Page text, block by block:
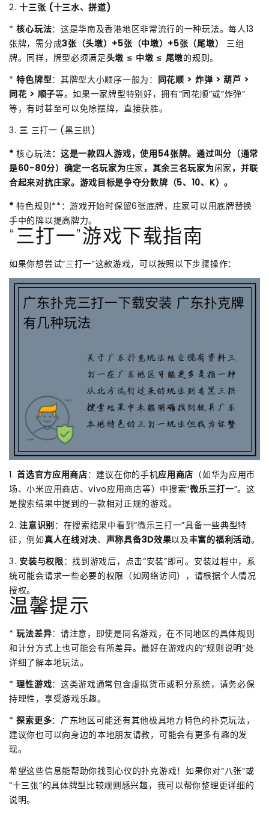
2.十三张 (十三水、拼道)
*核心玩法：这是华南及香港地区非常流行的一种玩法。每人13
张牌，需分成3张（头墩）+5张（中墩）+5张（尾墩）
三组
牌。同样，牌型必须满足头墩 ≤ 中墩 ≤ 尾墩的规则。
*特色牌型：其牌型大小顺序一般为： 同花顺 > 炸弹 > 葫芦 >
同花 > 顺子等。如果一家牌型特别好，拥有“同花顺”或“炸弹”
等，有时甚至可以免除摆牌，直接获胜。
3. 三 三打一 (黑三拱)
*核心玩法：这是一款四人游戏，使用54张牌。通过叫分（通常
是60-80分）确定一名玩家为庄家 ，其余三名玩家为闲家 ，并联
合起来对抗庄家。游戏目标是争夺分数牌（5、10、K）。
*特色规则**：游戏开始时保留6张底牌，庄家可以用底牌替换
手中的牌以提高牌力。
“三打一”游戏下载指南
如果你想尝试“三打一”这款游戏，可以按照以下步骤操作：
1.首选官方应用商店：建议在你的手机应用商店 （如华为应用市
场、小米应用商店、vivo应用商店等）中搜索“微乐三打一”。这
是搜索结果中提到的一款相对正规的游戏。
2.注意识别 ：在搜索结果中看到“微乐三打一”具备一些典型特
征，例如真人在线对决、 声称具备3D效果以及丰富的福利活动。
3. 安装与权限：找到游戏后，点击“安装”即可。安装过程中，系
统可能会请求一些必要的权限（如网络访问），请根据个人情况
授权。
温馨提示
*玩法差异：请注意，即使是同名游戏，在不同地区的具体规则
和计分方式上也可能会有所差异。最好在游戏内的“规则说明”处
详细了解本地玩法。
*理性游戏：这类游戏通常包含虚拟货币或积分系统，请务必保
持理性，享受游戏乐趣。
*探索更多：广东地区可能还有其他极具地方特色的扑克玩法，
建议你也可以向身边的本地朋友请教，可能会有更多有趣的发
现。
希望这些信息能帮助你找到心仪的扑克游戏！如果你对“八张”或
“十三张”的具体牌型比较规则感兴趣，我可以帮你整理更详细的
说明。